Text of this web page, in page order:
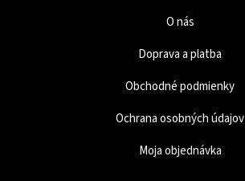
O nás
Doprava a platba
Obchodné podmienky
Ochrana osobných údajov
Moja objednávka